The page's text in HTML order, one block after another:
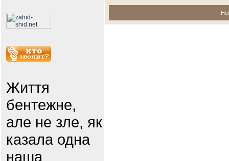
Життя
бентежне,
але не зле, як
казала одна
наша